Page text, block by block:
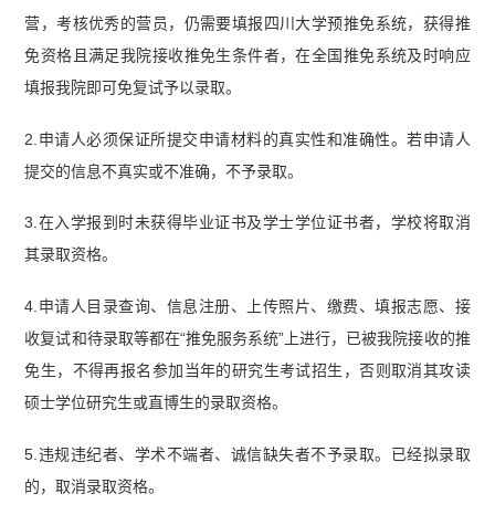
营，考核优秀的营员，仍需要填报四川大学预推免系统，获得推
免资格且满足我院接收推免生条件者，在全国推免系统及时响应
填报我院即可免复试予以录取。
2.申请人必须保证所提交申请材料的真实性和准确性。若申请人
提交的信息不真实或不准确，不予录取。
3.在入学报到时未获得毕业证书及学士学位证书者，学校将取消
其录取资格。
4.申请人目录查询、信息注册、上传照片、缴费、填报志愿、接
收复试和待录取等都在“推免服务系统”上进行，已被我院接收的推
免生，不得再报名参加当年的研究生考试招生，否则取消其攻读
硕士学位研究生或直博生的录取资格。
5.违规违纪者、学术不端者、诚信缺失者不予录取。已经拟录取
的，取消录取资格。